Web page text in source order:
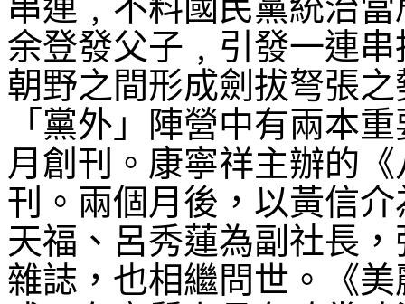
余登發父子﹐引發一連
朝野之間形成劍拔弩張
「黨外」陣營中有兩本
月創刊。康寧祥主辦的
刊。兩個月後，以黃信
天福、呂秀蓮為副社長
雜誌，也相繼問世。《